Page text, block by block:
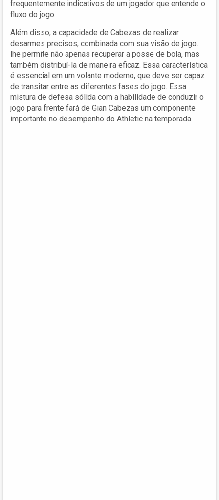
frequentemente indicativos de um jogador que entende o
fluxo do jogo.
Além disso, a capacidade de Cabezas de realizar
desarmes precisos, combinada com sua visão de jogo,
lhe permite não apenas recuperar a posse de bola, mas
também distribuí-la de maneira eficaz. Essa característica
é essencial em um volante moderno, que deve ser capaz
de transitar entre as diferentes fases do jogo. Essa
mistura de defesa sólida com a habilidade de conduzir o
jogo para frente fará de Gian Cabezas um componente
importante no desempenho do Athletic na temporada.